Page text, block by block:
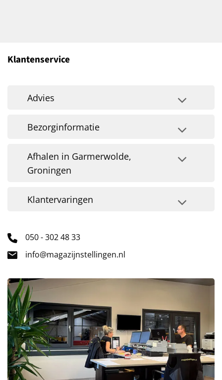
Klantenservice
Advies
Bezorginformatie
Afhalen in Garmerwolde,
Groningen
Klantervaringen
050 - 302 48 33
info@magazijnstellingen.nl